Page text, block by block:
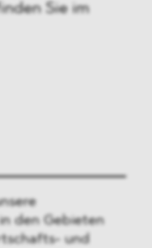
Sie im
den Gebieten
und